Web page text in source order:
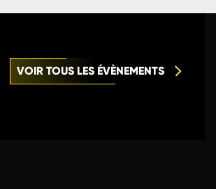
VOIR TOUS LES ÉVÈNEMENTS